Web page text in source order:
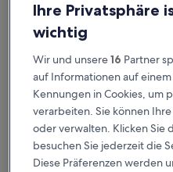
Ihre Privatsphäre
wichtig
Wir und unsere16 Partner
auf Informationen auf
Kennungen in Cookies, um
verarbeiten. Sie können
oder verwalten. Klicken Sie
besuchen Sie jederzeit die
Diese Präferenzen werden